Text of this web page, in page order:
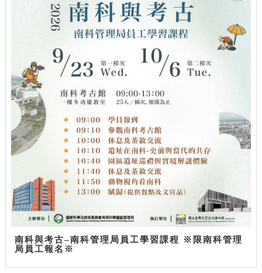
南科與考古–南科管理局員工學習課程 ※限南科管理
局員工報名※